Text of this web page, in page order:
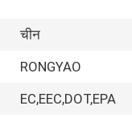
चीन
RONGYAO
EC,EEC,DOT,EPA